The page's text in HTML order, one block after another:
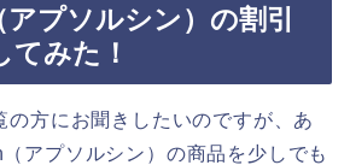
プソルシン）の割引
てみた！
の方にお聞きしたいのですが、あ
アプソルシン）の商品を少しでも